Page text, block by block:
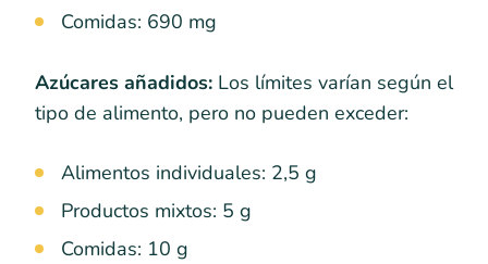
Comidas: 690 mg
Azúcares añadidos: Los límites varían según el
tipo de alimento, pero no pueden exceder:
Alimentos individuales: 2,5 g
Productos mixtos: 5 g
Comidas: 10 g